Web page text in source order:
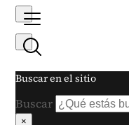
Buscar en el sitio
Buscar
×